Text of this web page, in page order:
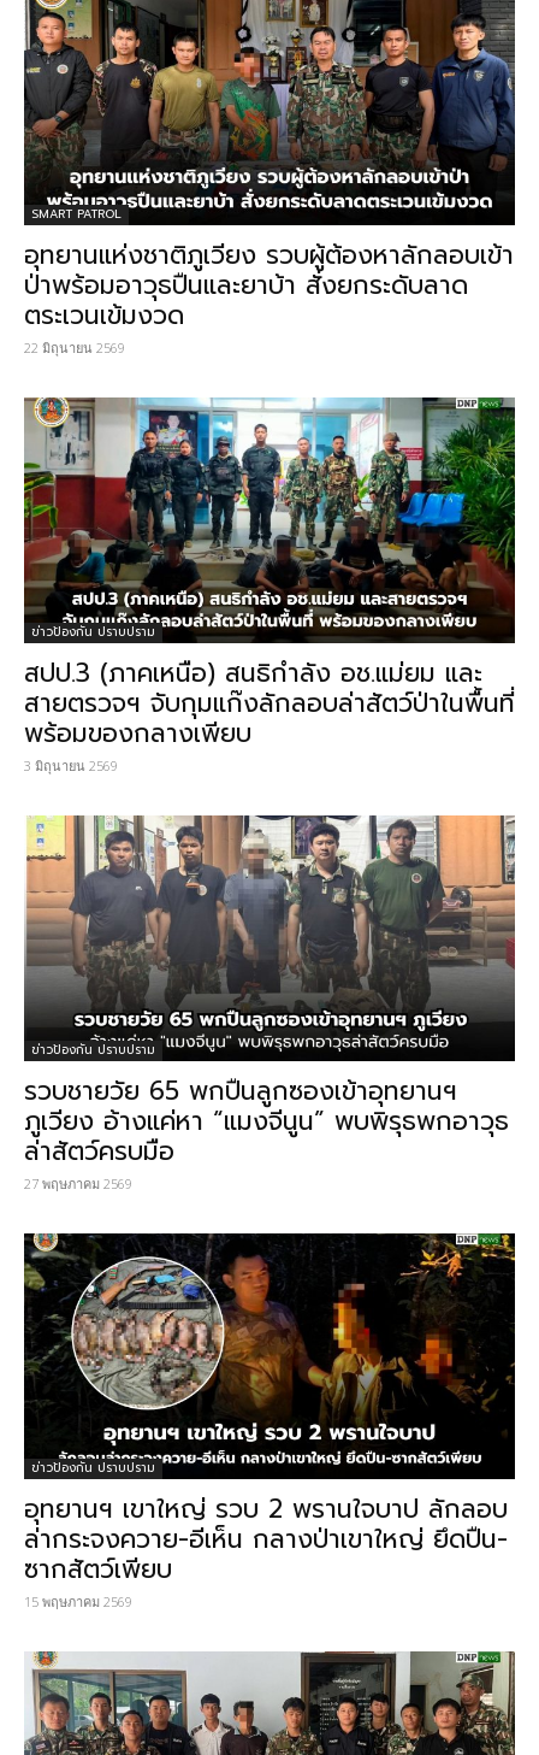
SMART PATROL
อุทยานแห่งชาติภูเวียง รวบผู้ต้องหาลักลอบเข้า
ป่าพร้อมอาวุธปืนและยาบ้า สั่งยกระดับลาด
ตระเวนเข้มงวด
22 มิถุนายน 2569
ข่าวป้องกัน ปราบปราม
สปป.3 (ภาคเหนือ) สนธิกำลัง อช.แม่ยม และ
สายตรวจฯ จับกุมแก๊งลักลอบล่าสัตว์ป่าในพื้นที่
พร้อมของกลางเพียบ
3 มิถุนายน 2569
ข่าวป้องกัน ปราบปราม
รวบชายวัย 65 พกปืนลูกซองเข้าอุทยานฯ
ภูเวียง อ้างแค่หา “แมงจีนูน” พบพิรุธพกอาวุธ
ล่าสัตว์ครบมือ
27 พฤษภาคม 2569
ข่าวป้องกัน ปราบปราม
อุทยานฯ เขาใหญ่ รวบ 2 พรานใจบาป ลักลอบ
ล่ากระจงควาย-อีเห็น กลางป่าเขาใหญ่ ยึดปืน-
ซากสัตว์เพียบ
15 พฤษภาคม 2569